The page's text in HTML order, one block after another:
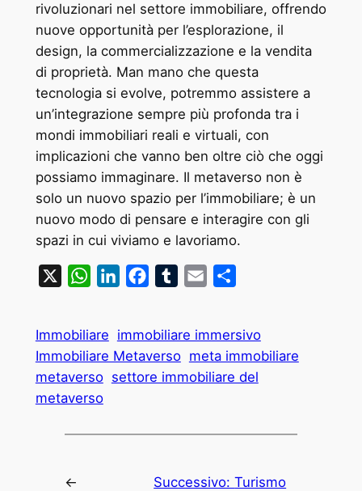
rivoluzionari nel settore immobiliare, offrendo
nuove opportunità per l’esplorazione, il
design, la commercializzazione e la vendita
di proprietà. Man mano che questa
tecnologia si evolve, potremmo assistere a
un’integrazione sempre più profonda tra i
mondi immobiliari reali e virtuali, con
implicazioni che vanno ben oltre ciò che oggi
possiamo immaginare. Il metaverso non è
solo un nuovo spazio per l’immobiliare; è un
nuovo modo di pensare e interagire con gli
spazi in cui viviamo e lavoriamo.
WhatsAppLinkedInFacebookTumblrEmail
Immobiliare immobiliare immersivo
Immobiliare Metaverso meta immobiliare
metaverso settore immobiliare del
metaverso
←
Successivo:Turismo